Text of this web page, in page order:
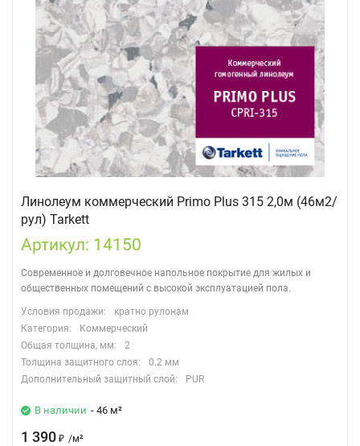
Линолеум коммерческий Primo Plus 315 2,0м (46м2/
рул) Tarkett
Артикул: 14150
Современное и долговечное напольное покрытие для жилых и
общественных помещений с высокой эксплуатацией пола.
Условия продажи:
кратно рулонам
Категория:
Коммерческий
Общая толщина, мм:
2
Толщина защитного слоя:
0.2 мм
Дополнительный защитный слой:
PUR
В наличии - 46 м²
1 390 ₽ /м²